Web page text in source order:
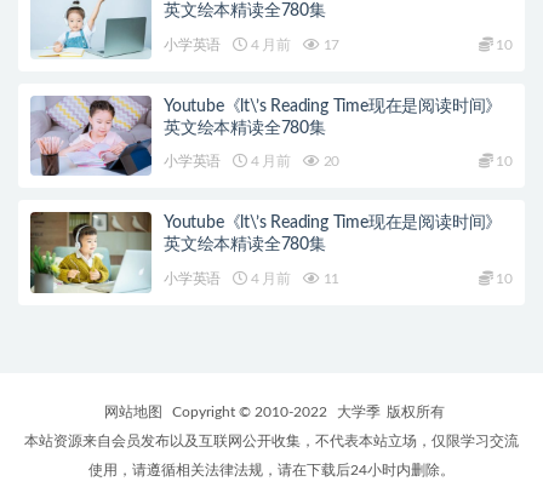
英文绘本精读全780集
小学英语 4 月前 17 10
Youtube《lt\’s Reading Time现在是阅读时间》
英文绘本精读全780集
小学英语 4 月前 20 10
Youtube《lt\’s Reading Time现在是阅读时间》
英文绘本精读全780集
小学英语 4 月前 11 10
网站地图 Copyright © 2010-2022 大学季 版权所有
本站资源来自会员发布以及互联网公开收集，不代表本站立场，仅限学习交流
使用，请遵循相关法律法规，请在下载后24小时内删除。